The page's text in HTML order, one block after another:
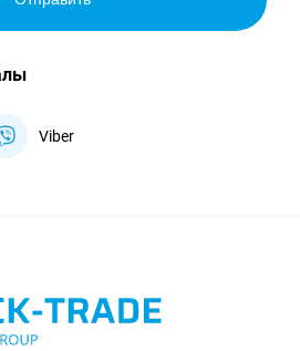
Viber